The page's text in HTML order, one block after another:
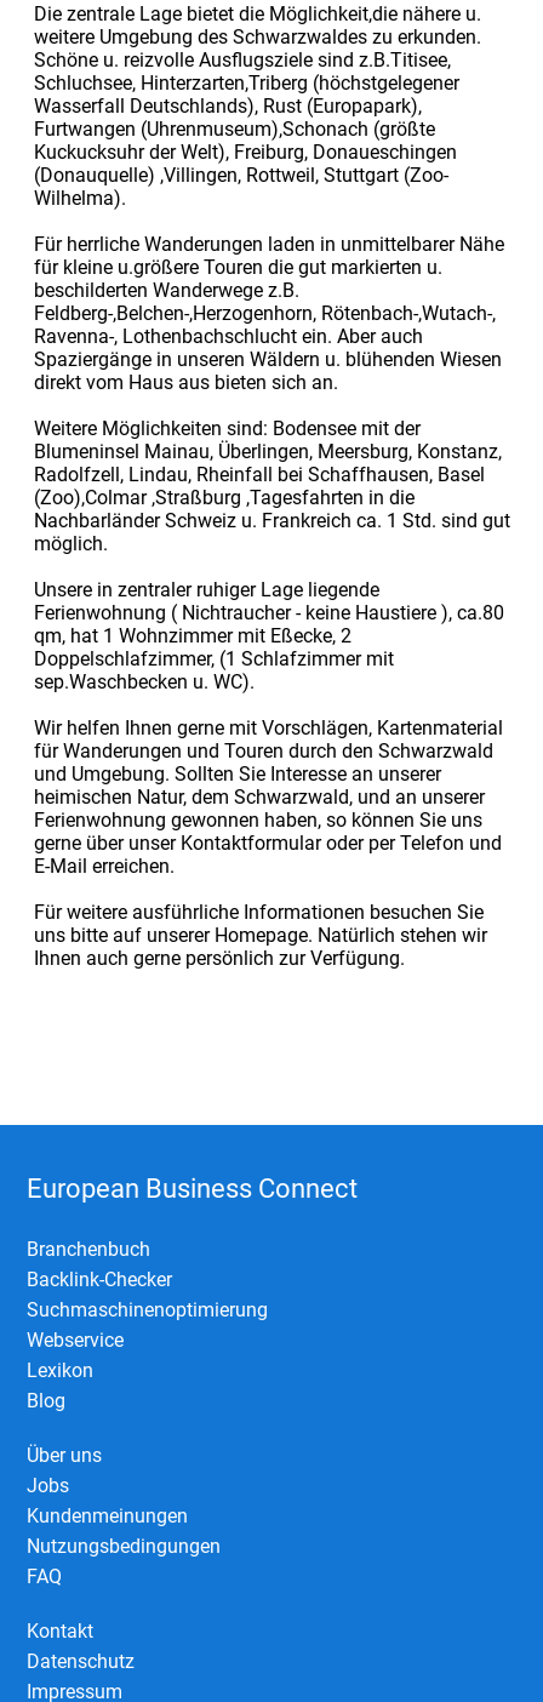
Die zentrale Lage bietet die Möglichkeit,die nähere u.
weitere Umgebung des Schwarzwaldes zu erkunden.
Schöne u. reizvolle Ausflugsziele sind z.B.Titisee,
Schluchsee, Hinterzarten,Triberg (höchstgelegener
Wasserfall Deutschlands), Rust (Europapark),
Furtwangen (Uhrenmuseum),Schonach (größte
Kuckucksuhr der Welt), Freiburg, Donaueschingen
(Donauquelle) ,Villingen, Rottweil, Stuttgart (Zoo-
Wilhelma).
Für herrliche Wanderungen laden in unmittelbarer Nähe
für kleine u.größere Touren die gut markierten u.
beschilderten Wanderwege z.B.
Feldberg-,Belchen-,Herzogenhorn, Rötenbach-,Wutach-,
Ravenna-, Lothenbachschlucht ein. Aber auch
Spaziergänge in unseren Wäldern u. blühenden Wiesen
direkt vom Haus aus bieten sich an.
Weitere Möglichkeiten sind: Bodensee mit der
Blumeninsel Mainau, Überlingen, Meersburg, Konstanz,
Radolfzell, Lindau, Rheinfall bei Schaffhausen, Basel
(Zoo),Colmar ,Straßburg ,Tagesfahrten in die
Nachbarländer Schweiz u. Frankreich ca. 1 Std. sind gut
möglich.
Unsere in zentraler ruhiger Lage liegende
Ferienwohnung ( Nichtraucher - keine Haustiere ), ca.80
qm, hat 1 Wohnzimmer mit Eßecke, 2
Doppelschlafzimmer, (1 Schlafzimmer mit
sep.Waschbecken u. WC).
Wir helfen Ihnen gerne mit Vorschlägen, Kartenmaterial
für Wanderungen und Touren durch den Schwarzwald
und Umgebung. Sollten Sie Interesse an unserer
heimischen Natur, dem Schwarzwald, und an unserer
Ferienwohnung gewonnen haben, so können Sie uns
gerne über unser Kontaktformular oder per Telefon und
E-Mail erreichen.
Für weitere ausführliche Informationen besuchen Sie
uns bitte auf unserer Homepage. Natürlich stehen wir
Ihnen auch gerne persönlich zur Verfügung.
European Business Connect
Branchenbuch
Backlink-Checker
Suchmaschinenoptimierung
Webservice
Lexikon
Blog
Über uns
Jobs
Kundenmeinungen
Nutzungsbedingungen
FAQ
Kontakt
Datenschutz
Impressum